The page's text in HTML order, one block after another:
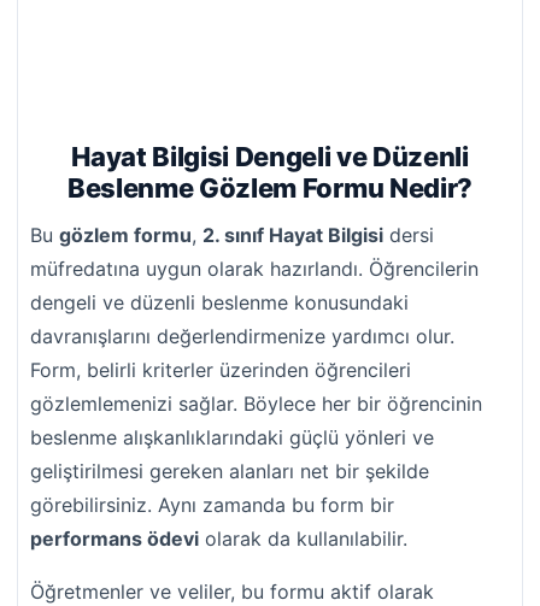
Hayat Bilgisi Dengeli ve Düzenli
Beslenme Gözlem Formu Nedir?
Bu gözlem formu, 2. sınıf Hayat Bilgisi dersi
müfredatına uygun olarak hazırlandı. Öğrencilerin
dengeli ve düzenli beslenme konusundaki
davranışlarını değerlendirmenize yardımcı olur.
Form, belirli kriterler üzerinden öğrencileri
gözlemlemenizi sağlar. Böylece her bir öğrencinin
beslenme alışkanlıklarındaki güçlü yönleri ve
geliştirilmesi gereken alanları net bir şekilde
görebilirsiniz. Aynı zamanda bu form bir
performans ödevi olarak da kullanılabilir.
Öğretmenler ve veliler, bu formu aktif olarak